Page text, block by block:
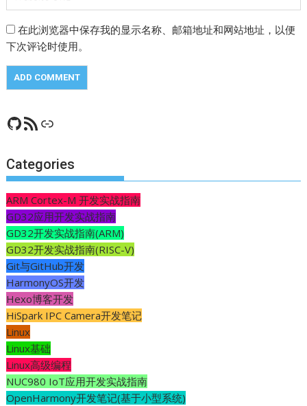
在此浏览器中保存我的显示名称、邮箱地址和网站地址，以便
下次评论时使用。
GitHub
RSS FeedCSDN
Categories
ARM Cortex-M 开发实战指南
GD32应用开发实战指南
GD32开发实战指南(ARM)
GD32开发实战指南(RISC-V)
Git与GitHub开发
HarmonyOS开发
Hexo博客开发
HiSpark IPC Camera开发笔记
Linux
Linux基础
Linux高级编程
NUC980 IoT应用开发实战指南
OpenHarmony开发笔记(基于小型系统)